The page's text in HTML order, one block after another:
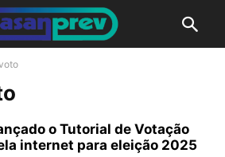
o Tutorial de Votação
internet para eleição 2025